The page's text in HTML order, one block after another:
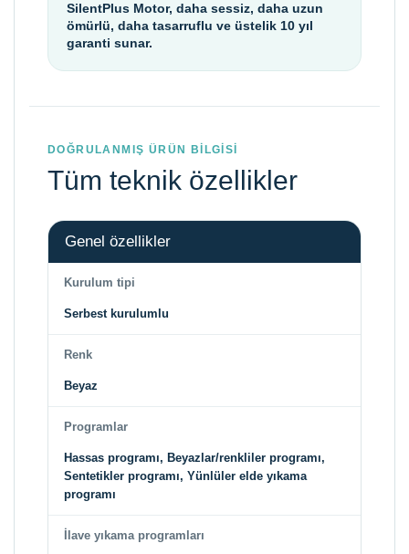
SilentPlus Motor, daha sessiz, daha uzun
ömürlü, daha tasarruflu ve üstelik 10 yıl
garanti sunar.
DOĞRULANMIŞ ÜRÜN BİLGİSİ
Tüm teknik özellikler
Genel özellikler
Kurulum tipi
Serbest kurulumlu
Renk
Beyaz
Programlar
Hassas programı, Beyazlar/renkliler programı,
Sentetikler programı, Yünlüler elde yıkama
programı
İlave yıkama programları